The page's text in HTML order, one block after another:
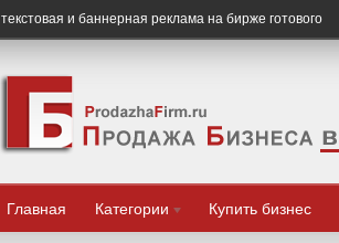
текстовая и баннерная реклама на бирже готового
Главная Категории Купить бизнес